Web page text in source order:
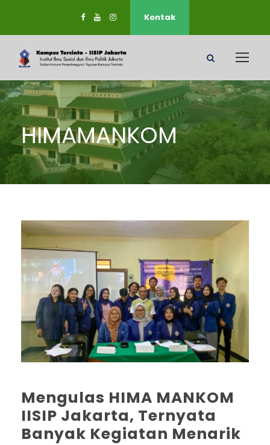
Kontak
HIMAMANKOM
Mengulas HIMA MANKOM
IISIP Jakarta, Ternyata
Banyak Kegiatan Menarik